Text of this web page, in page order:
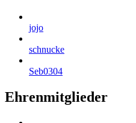
jojo
schnucke
Seb0304
Ehrenmitglieder